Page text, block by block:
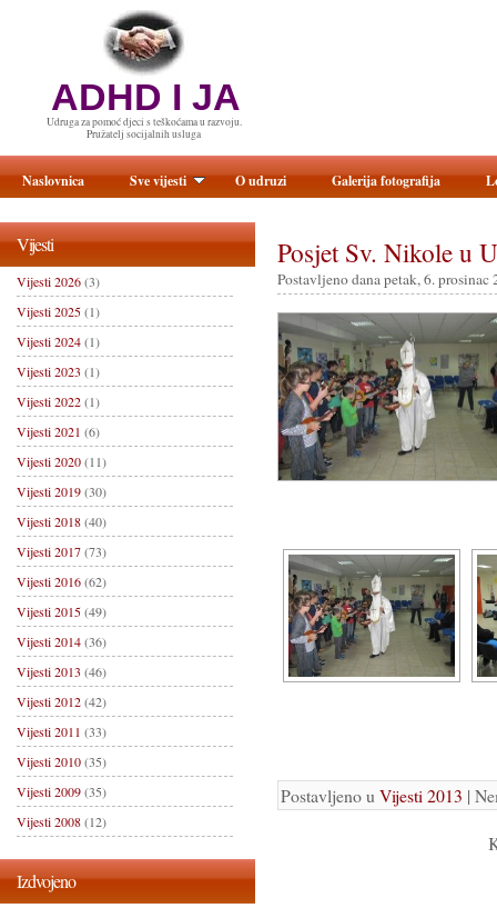
ADHD I JA
Udruga za pomoć djeci s teškoćama u razvoju.
Pružatelj socijalnih usluga
Posjet Sv. Nikole u
Postavljeno dana petak, 6.
Postavljeno u Vijesti 2013 |
Vijesti
Vijesti 2026(3)
Vijesti 2025(1)
Vijesti 2024(1)
Vijesti 2023 (1)
Vijesti 2022(1)
Vijesti 2021 (6)
Vijesti 2020(11)
Vijesti 2019(30)
Vijesti 2018(40)
Vijesti 2017(73)
Vijesti 2016(62)
Vijesti 2015(49)
Vijesti 2014(36)
Vijesti 2013 (46)
Vijesti 2012(42)
Vijesti 2011 (33)
Vijesti 2010(35)
Vijesti 2009(35)
Vijesti 2008(12)
Izdvojeno
Naslovnica Sve vijesti O udruzi Galerija fotografija